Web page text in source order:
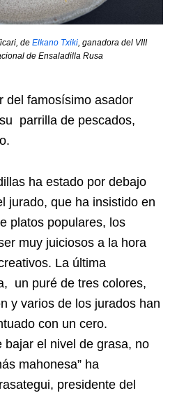
de Elkano Txiki, ganadora del VIII
de Ensaladilla Rusa
del famosísimo asador
parrilla de pescados,
ha estado por debajo
jurado, que ha insistido en
platos populares, los
muy juiciosos a la hora
La última
un puré de tres colores,
y varios de los jurados han
con un cero.
bajar el nivel de grasa, no
mahonesa” ha
presidente del